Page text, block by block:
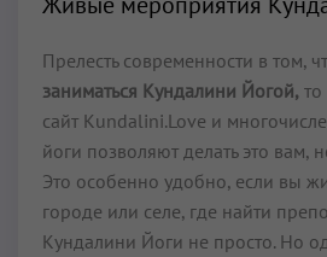
Прелесть современности в том,
заниматься Кундалини Йогой,
сайт Kundalini.Love и
йоги позволяют делать это вам,
Это особенно удобно, если вы
городе или селе, где найти
Кундалини Йоги не просто. Но